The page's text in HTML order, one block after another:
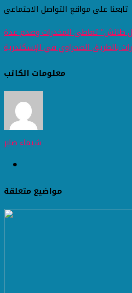
تابعنا على مواقع التواصل الاجتماعى
تعاطى المخدرات وصدم عدة
بالطريق الصحراوي في الإسكندرية
معلومات الكاتب
شيماء صابر
مواضيع متعلقة